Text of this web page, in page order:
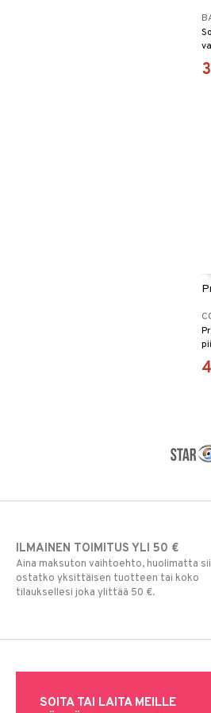
ILMAINEN TOIMITUS YLI 50 €
Aina maksuton vaihtoehto, huolimatta
ostatko yksittäisen tuotteen tai koko
tilauksellesi joka ylittää 50 €.
SOITA TAI LAITA MEILLE